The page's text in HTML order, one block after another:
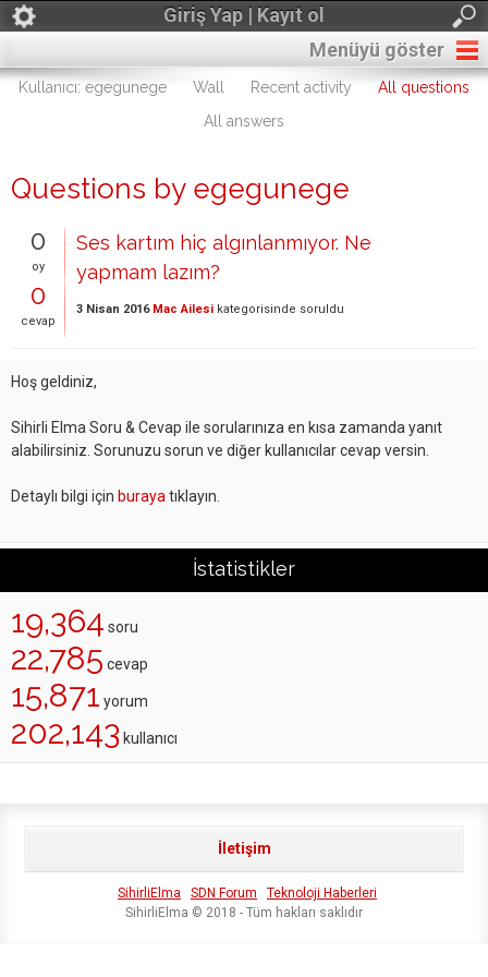
Giriş Yap | Kayıt ol
Menüyü göster
Kullanıcı: egegunege Wall Recent activity
All questions
All answers
Questions by egegunege
0
oy
0
cevap
Ses kartım hiç algınlanmıyor. Ne
yapmam lazım?
3 Nisan 2016 Mac Ailesi kategorisinde soruldu
Hoş geldiniz,
Sihirli Elma Soru & Cevap ile sorularınıza en kısa zamanda yanıt
alabilirsiniz. Sorunuzu sorun ve diğer kullanıcılar cevap versin.
Detaylı bilgi için buraya tıklayın.
İstatistikler
19,364 soru
22,785 cevap
15,871 yorum
202,143 kullanıcı
İletişim
SihirliElma SDN Forum
Teknoloji Haberleri
SihirliElma © 2018 - Tüm hakları saklıdır